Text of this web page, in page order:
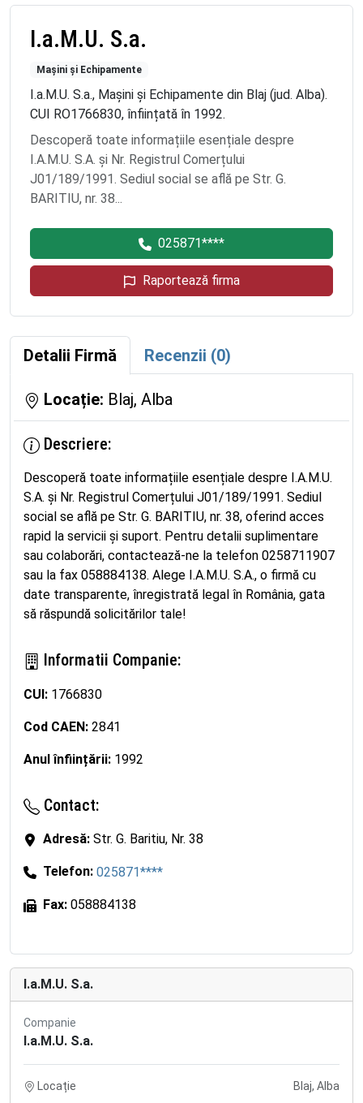
I.a.M.U. S.a.
Mașini și Echipamente
I.a.M.U. S.a., Mașini și Echipamente din Blaj (jud. Alba).
CUI RO1766830, înființată în 1992.
Descoperă toate informațiile esențiale despre
I.A.M.U. S.A. și Nr. Registrul Comerțului
J01/189/1991. Sediul social se află pe Str. G.
BARITIU, nr. 38...
025871****
Raportează firma
Detalii Firmă Recenzii (0)
Locație: Blaj, Alba
Descriere:
Descoperă toate informațiile esențiale despre I.A.M.U.
S.A. și Nr. Registrul Comerțului J01/189/1991. Sediul
social se află pe Str. G. BARITIU, nr. 38, oferind acces
rapid la servicii și suport. Pentru detalii suplimentare
sau colaborări, contactează-ne la telefon 0258711907
sau la fax 058884138. Alege I.A.M.U. S.A., o firmă cu
date transparente, înregistrată legal în România, gata
să răspundă solicitărilor tale!
Informatii Companie:
CUI: 1766830
Cod CAEN: 2841
Anul înființării: 1992
Contact:
Adresă: Str. G. Baritiu, Nr. 38
Telefon: 025871****
Fax: 058884138
I.a.M.U. S.a.
Companie
I.a.M.U. S.a.
Locație
Blaj, Alba